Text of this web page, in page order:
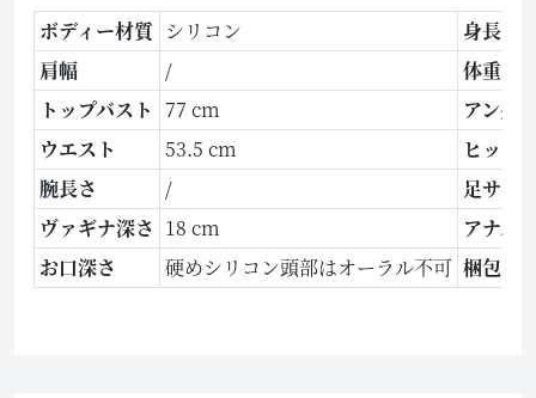
ボディー材質 シリコン
身長
肩幅
/
体重
トップバスト 77 cm
アンダ
ウエスト
53.5 cm
ヒップ
腕長さ
/
足サイ
ヴァギナ深さ 18 cm
アナル
お口深さ
硬めシリコン頭部はオーラル不可 梱包サ